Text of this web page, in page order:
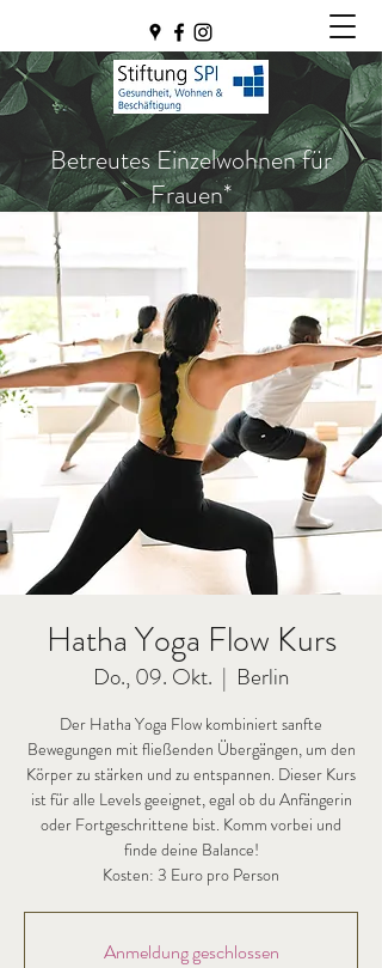
Betreutes Einzelwohnen für
Frauen*
Hatha Yoga Flow Kurs
Do., 09. Okt.
  |
Berlin
Der Hatha Yoga Flow kombiniert sanfte
Bewegungen mit fließenden Übergängen, um den
Körper zu stärken und zu entspannen. Dieser Kurs
ist für alle Levels geeignet, egal ob du Anfängerin
oder Fortgeschrittene bist. Komm vorbei und
finde deine Balance!
Kosten: 3 Euro pro Person
Anmeldung geschlossen